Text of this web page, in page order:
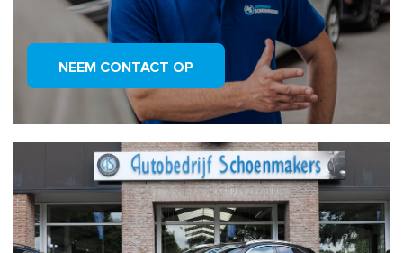
NEEM CONTACT OP